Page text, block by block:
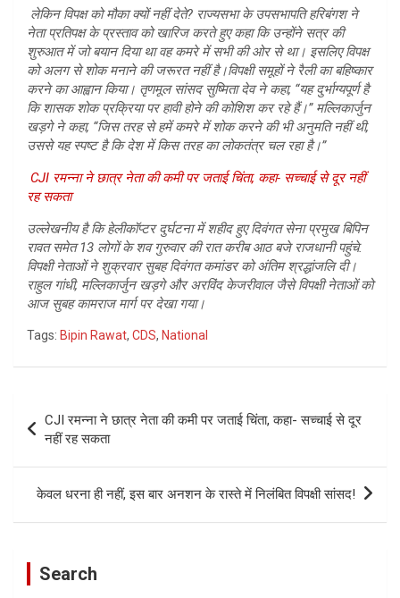
लेकिन विपक्ष को मौका क्यों नहीं देते? राज्यसभा के उपसभापति हरिबंगश ने
नेता प्रतिपक्ष के प्रस्ताव को खारिज करते हुए कहा कि उन्होंने सत्र की
शुरुआत में जो बयान दिया था वह कमरे में सभी की ओर से था। इसलिए विपक्ष
को अलग से शोक मनाने की जरूरत नहीं है।विपक्षी समूहों ने रैली का बहिष्कार
करने का आह्वान किया। तृणमूल सांसद सुष्मिता देव ने कहा, “यह दुर्भाग्यपूर्ण है
कि शासक शोक प्रक्रिया पर हावी होने की कोशिश कर रहे हैं।” मल्लिकार्जुन
खड़गे ने कहा, “जिस तरह से हमें कमरे में शोक करने की भी अनुमति नहीं थी,
उससे यह स्पष्ट है कि देश में किस तरह का लोकतंत्र चल रहा है।”
CJI रमन्ना ने छात्र नेता की कमी पर जताई चिंता, कहा- सच्चाई से दूर नहीं
रह सकता
उल्लेखनीय है कि हेलीकॉप्टर दुर्घटना में शहीद हुए दिवंगत सेना प्रमुख बिपिन
रावत समेत 13 लोगों के शव गुरुवार की रात करीब आठ बजे राजधानी पहुंचे.
विपक्षी नेताओं ने शुक्रवार सुबह दिवंगत कमांडर को अंतिम श्रद्धांजलि दी।
राहुल गांधी, मल्लिकार्जुन खड़गे और अरविंद केजरीवाल जैसे विपक्षी नेताओं को
आज सुबह कामराज मार्ग पर देखा गया।
Tags: Bipin Rawat, CDS, National
navigation
CJI रमन्ना ने छात्र नेता की कमी पर जताई चिंता, कहा- सच्चाई से दूर
नहीं रह सकता
केवल धरना ही नहीं, इस बार अनशन के रास्ते में निलंबित विपक्षी सांसद!
Search